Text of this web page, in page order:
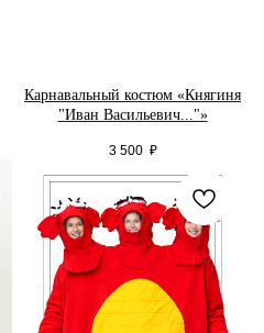
Карнавальный костюм «Княгиня
"Иван Васильевич..."»
3 500 ₽